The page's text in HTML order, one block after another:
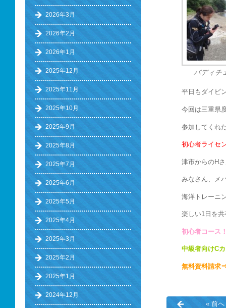
バディチ
平日もダイビ
今回は三重県
参加してくれ
初心者ライセ
津市からのH
みなさん、メ
海洋トレーニ
楽しい1日を
初心者コース
中級者向けC
無料資料請求
« 前へ
2026年3月
2026年2月
2026年1月
2025年12月
2025年11月
2025年10月
2025年9月
2025年8月
2025年7月
2025年6月
2025年5月
2025年4月
2025年3月
2025年2月
2025年1月
2024年12月